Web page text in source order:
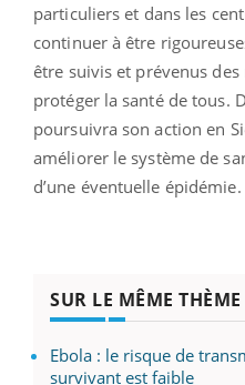
particuliers et dans les
continuer à être
être suivis et prévenus
protéger la santé de tous.
poursuivra son action en
améliorer le système de
d’une éventuelle épidémie.
SUR LE MÊME THÈME
Ebola : le risque de
survivant est faible